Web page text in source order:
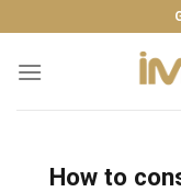
to
content
How to